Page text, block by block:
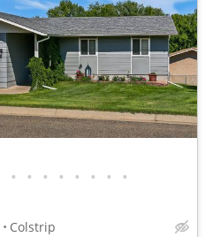
• • • • • • • •
Colstrip